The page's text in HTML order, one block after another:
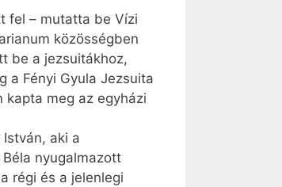
fel – mutatta be Vízi
közösségben
be a jezsuitákhoz,
a Fényi Gyula Jezsuita
kapta meg az egyházi
aki a
nyugalmazott
régi és a jelenlegi